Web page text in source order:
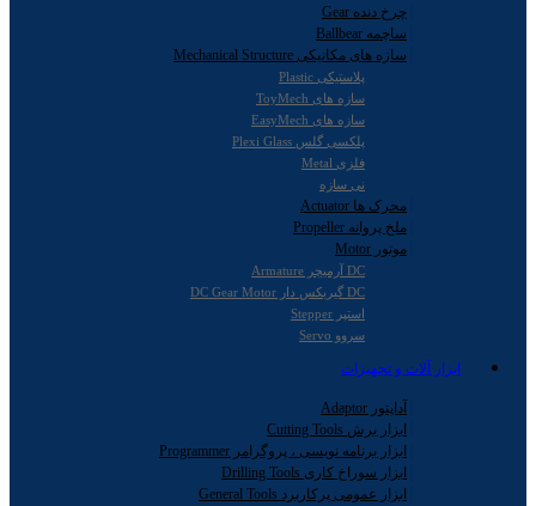
چرخ دنده Gear
ساچمه Ballbear
سازه های مکانیکی Mechanical Structure
پلاستیکی Plastic
سازه های ToyMech
سازه های EasyMech
پلکسی گلس Plexi Glass
فلزی Metal
نی سازه
محرک ها Actuator
ملخ پروانه Propeller
موتور Motor
DC آرمیچر Armature
DC گیربکس دار DC Gear Motor
استپر Stepper
سروو Servo
ابزار آلات و تجهیزات
آداپتور Adaptor
ابزار برش Cutting Tools
ابزار برنامه نویسی ، پروگرامر Programmer
ابزار سوراخ کاری Drilling Tools
ابزار عمومی پرکاربرد General Tools